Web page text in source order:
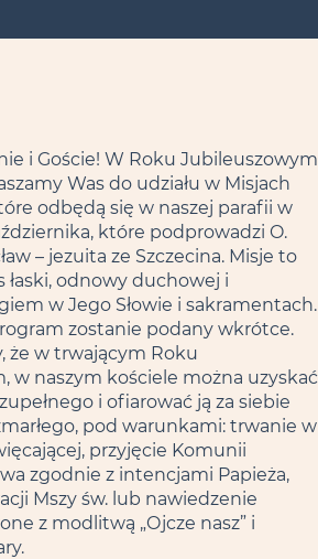
i Goście! W Roku Jubileuszowym
Was do udziału w Misjach
odbędą się w naszej parafii w
które podprowadzi O.
– jezuita ze Szczecina. Misje to
łaski, odnowy duchowej i
w Jego Słowie i sakramentach.
zostanie podany wkrótce.
że w trwającym Roku
w naszym kościele można uzyskać
i ofiarować ją za siebie
pod warunkami: trwanie w
przyjęcie Komunii
zgodnie z intencjami Papieża,
Mszy św. lub nawiedzenie
z modlitwą „Ojcze nasz” i